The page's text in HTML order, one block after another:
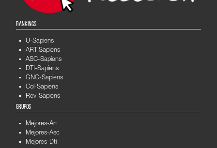
RANKINGS
U-Sapiens
ART-Sapiens
ASC-Sapiens
DTI-Sapiens
GNC-Sapiens
Col-Sapiens
Rev-Sapiens
GRUPOS
Mejores-Art
Mejores-Asc
Mejores-Dti